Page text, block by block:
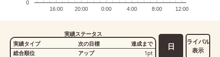
16:00 20:00 0:00 4:00 8:00 12:00
0
実績ステータス
実績タイプ
次の目標
達成まで
総合順位
アップ 1 pt
日
ライバル
表示